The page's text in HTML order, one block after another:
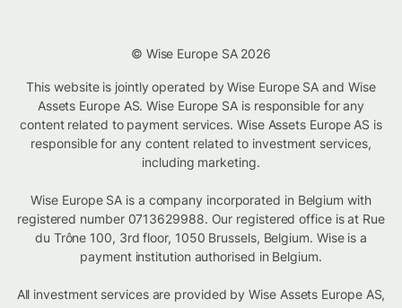
© Wise Europe SA 2026
This website is jointly operated by Wise Europe SA and Wise
Assets Europe AS. Wise Europe SA is responsible for any
content related to payment services. Wise Assets Europe AS is
responsible for any content related to investment services,
including marketing.
Wise Europe SA is a company incorporated in Belgium with
registered number 0713629988. Our registered office is at Rue
du Trône 100, 3rd floor, 1050 Brussels, Belgium. Wise is a
payment institution authorised in Belgium.
All investment services are provided by Wise Assets Europe AS,